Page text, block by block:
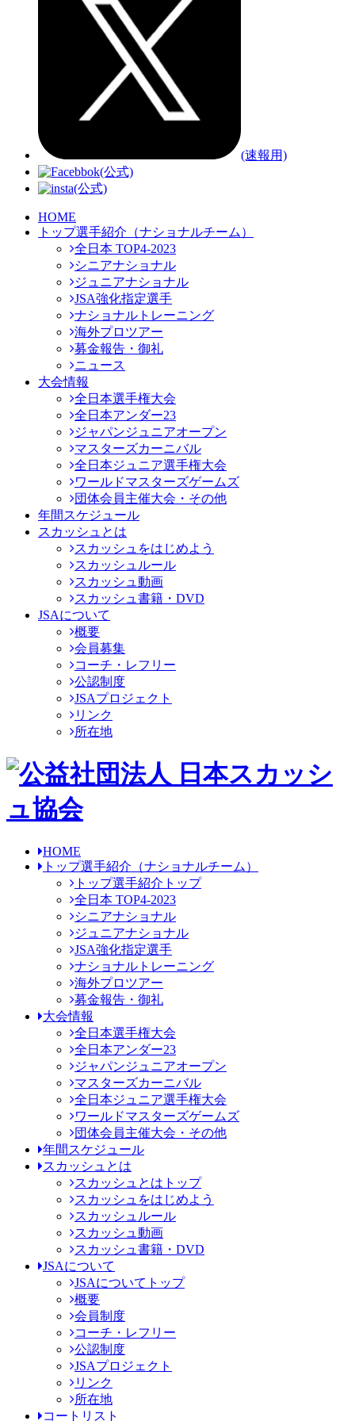
(速報用)
(公式)
(公式)
HOME
トップ選手紹介（ナショナルチーム）
全日本 TOP4-2023
シニアナショナル
ジュニアナショナル
JSA強化指定選手
ナショナルトレーニング
海外プロツアー
募金報告・御礼
ニュース
大会情報
全日本選手権大会
全日本アンダー23
ジャパンジュニアオープン
マスターズカーニバル
全日本ジュニア選手権大会
ワールドマスターズゲームズ
団体会員主催大会・その他
年間スケジュール
スカッシュとは
スカッシュをはじめよう
スカッシュルール
スカッシュ動画
スカッシュ書籍・DVD
JSAについて
概要
会員募集
コーチ・レフリー
公認制度
JSAプロジェクト
リンク
所在地
HOME
トップ選手紹介 （ナショナルチーム）
トップ選手紹介トップ
全日本 TOP4-2023
シニアナショナル
ジュニアナショナル
JSA強化指定選手
ナショナルトレーニング
海外プロツアー
募金報告・御礼
大会情報
全日本選手権大会
全日本アンダー23
ジャパンジュニアオープン
マスターズカーニバル
全日本ジュニア選手権大会
ワールドマスターズゲームズ
団体会員主催大会・その他
年間スケジュール
スカッシュとは
スカッシュとはトップ
スカッシュをはじめよう
スカッシュルール
スカッシュ動画
スカッシュ書籍・DVD
JSAについて
JSAについてトップ
概要
会員制度
コーチ・レフリー
公認制度
JSAプロジェクト
リンク
所在地
コートリスト